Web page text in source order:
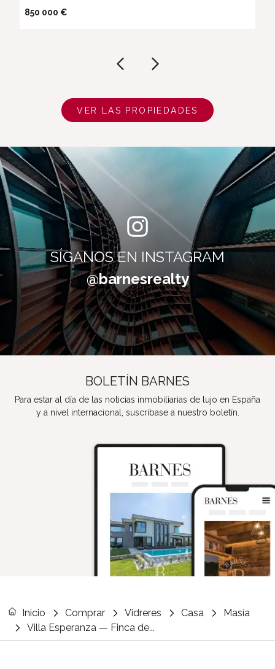
850 000 €
VER LAS PROPIEDADES
SÍGANOS EN INSTAGRAM
@barnesrealty
BOLETÍN BARNES
Para estar al día de las noticias inmobiliarias de lujo en España
y a nivel internacional, suscríbase a nuestro boletín.
Inicio Comprar Vidreres Casa
Masía
Villa Esperanza — Finca de...